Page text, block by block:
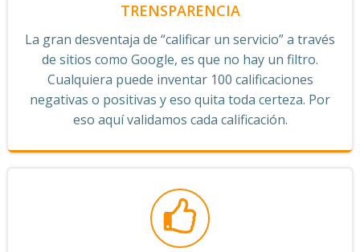
TRENSPARENCIA
La gran desventaja de “calificar un servicio” a través
de sitios como Google, es que no hay un filtro.
Cualquiera puede inventar 100 calificaciones
negativas o positivas y eso quita toda certeza. Por
eso aquí validamos cada calificación.